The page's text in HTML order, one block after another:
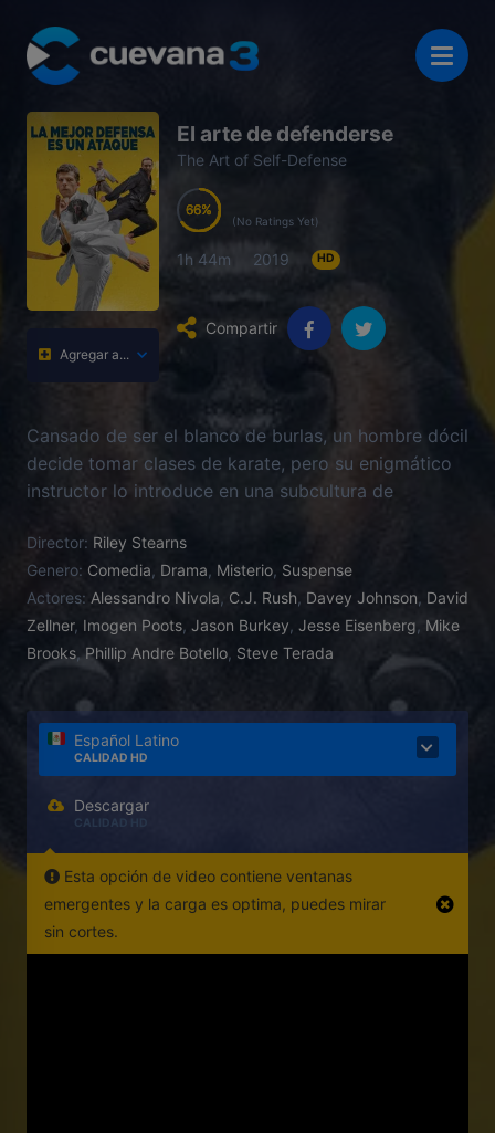
Agregar a...
El arte de defenderse
The Art of Self-Defense
66
66
66
66
(No Ratings Yet)
1h 44m 2019 HD
Compartir
Cansado de ser el blanco de burlas, un hombre dócil
decide tomar clases de karate, pero su enigmático
instructor lo introduce en una subcultura de
Director: Riley Stearns
Genero: Comedia, Drama Misterio Suspense
Actores: Alessandro Nivola C.J. Rush Davey Johnson, David
Zellner, Imogen Poots Jason Burkey Jesse Eisenberg Mike
Brooks, Phillip Andre Botello Steve Terada
Español Latino
CALIDAD HD
Descargar
CALIDAD HD
Esta opción de video contiene ventanas
emergentes y la carga es optima, puedes mirar
sin cortes.